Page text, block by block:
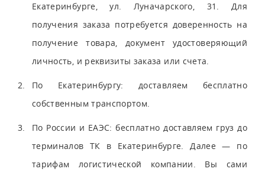
Екатеринбурге, ул. Луначарского, 31. Для
получения заказа потребуется доверенность на
получение товара, документ удостоверяющий
личность, и реквизиты заказа или счета.
По Екатеринбургу: доставляем бесплатно
собственным транспортом.
По России и ЕАЭС: бесплатно доставляем груз до
терминалов ТК в Екатеринбурге. Далее — по
тарифам логистической компании. Вы сами